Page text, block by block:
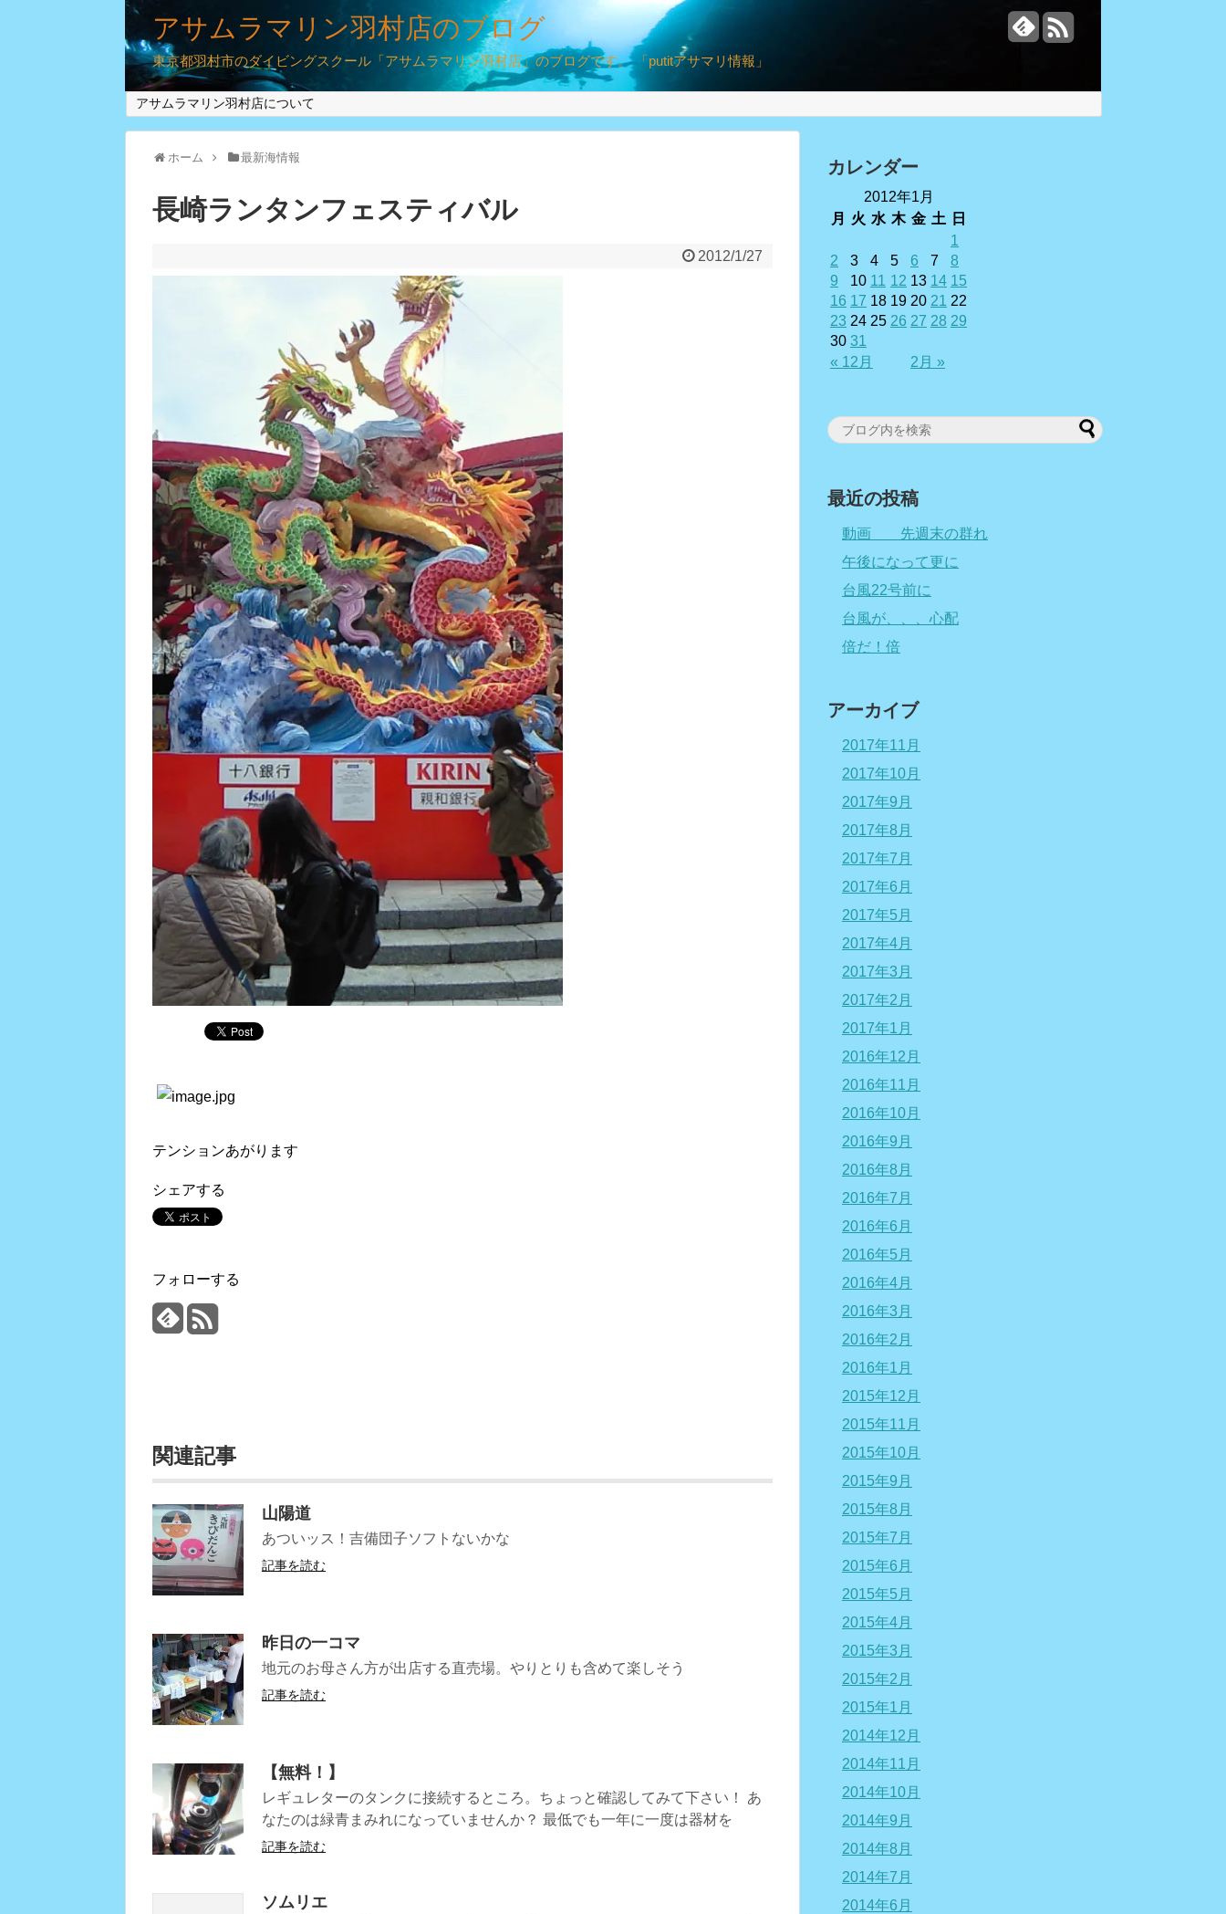
アサムラマリン羽村店のブログ
東京都羽村市のダイビングスクール「アサムラマリン羽村店」のブログです。 「putitアサマリ情報」
アサムラマリン羽村店について
ホーム 最新海情報
長崎ランタンフェスティバル
2012/1/27
テンションあがります
シェアする
フォローする
関連記事
山陽道
あついッス！吉備団子ソフトないかな
記事を読む
昨日の一コマ
地元のお母さん方が出店する直売場。やりとりも含めて楽しそう
記事を読む
【無料！】
レギュレターのタンクに接続するところ。ちょっと確認してみて下さい！ あ
なたのは緑青まみれになっていませんか？ 最低でも一年に一度は器材を
記事を読む
ソムリエ
カレンダー
2012年1月
月
火 水 木 金 土 日
« 12月 2月 »
1
2
3 4 5 6 7
8
9
10 11 12 13 14 15
16 17 18 19 20 21 22
23 24 25 26 27 28 29
30 31
最近の投稿
動画 先週末の群れ
午後になって更に
台風22号前に
台風が、、、心配
倍だ！倍
アーカイブ
2017年11月
2017年10月
2017年9月
2017年8月
2017年7月
2017年6月
2017年5月
2017年4月
2017年3月
2017年2月
2017年1月
2016年12月
2016年11月
2016年10月
2016年9月
2016年8月
2016年7月
2016年6月
2016年5月
2016年4月
2016年3月
2016年2月
2016年1月
2015年12月
2015年11月
2015年10月
2015年9月
2015年8月
2015年7月
2015年6月
2015年5月
2015年4月
2015年3月
2015年2月
2015年1月
2014年12月
2014年11月
2014年10月
2014年9月
2014年8月
2014年7月
2014年6月